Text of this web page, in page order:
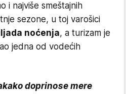
i najviše smeštajnih
sezone, u toj varošici
noćenja, a turizam je
jedna od vodećih
doprinose mere